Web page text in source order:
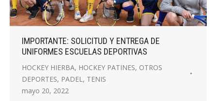
IMPORTANTE: SOLICITUD Y ENTREGA DE
UNIFORMES ESCUELAS DEPORTIVAS
HOCKEY HIERBA, HOCKEY PATINES, OTROS
DEPORTES, PADEL , TENIS
mayo 20, 2022